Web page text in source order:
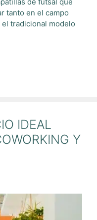
tanto en el campo
tradicional modelo
IDEAL
Y